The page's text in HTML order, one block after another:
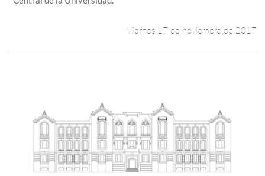
Viernes 17 de noviembre de 2017